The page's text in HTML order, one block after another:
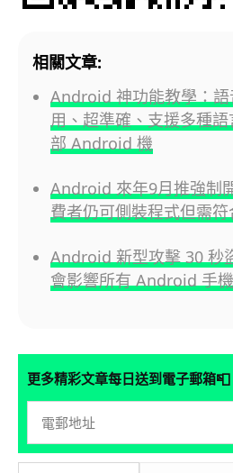
相關文章:
Android 神功能教學：
用、超準確、支援多種
部 Android 機
Android 來年9月推強制
費者仍可側裝程式但需
Android 新型攻擊 30 秒
會影響所有 Android 手機
更多精彩文章每日送到電子郵箱📮